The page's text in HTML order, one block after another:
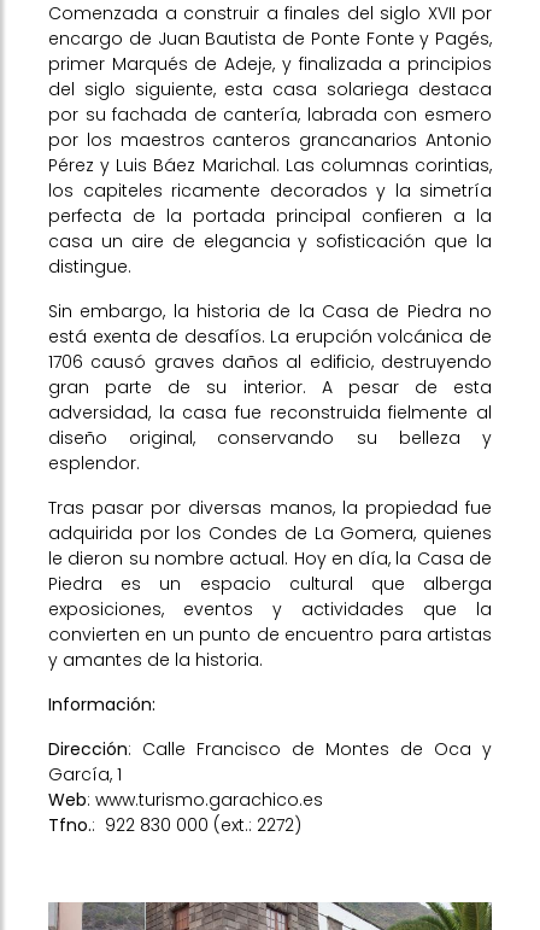
Comenzada a construir a finales del siglo XVII por
encargo de Juan Bautista de Ponte Fonte y Pagés,
primer Marqués de Adeje, y finalizada a principios
del siglo siguiente, esta casa solariega destaca
por su fachada de cantería, labrada con esmero
por los maestros canteros grancanarios Antonio
Pérez y Luis Báez Marichal. Las columnas corintias,
los capiteles ricamente decorados y la simetría
perfecta de la portada principal confieren a la
casa un aire de elegancia y sofisticación que la
distingue.
Sin embargo, la historia de la Casa de Piedra no
está exenta de desafíos. La erupción volcánica de
1706 causó graves daños al edificio, destruyendo
gran parte de su interior. A pesar de esta
adversidad, la casa fue reconstruida fielmente al
diseño original, conservando su belleza y
esplendor.
Tras pasar por diversas manos, la propiedad fue
adquirida por los Condes de La Gomera, quienes
le dieron su nombre actual. Hoy en día, la Casa de
Piedra es un espacio cultural que alberga
exposiciones, eventos y actividades que la
convierten en un punto de encuentro para artistas
y amantes de la historia.
Información:
Dirección: Calle Francisco de Montes de Oca y
García, 1
Web: www.turismo.garachico.es
Tfno.: 922 830 000 (ext.: 2272)